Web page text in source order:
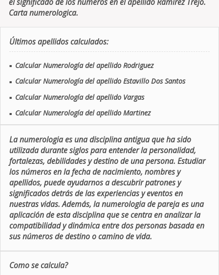
Carta numerologica.
Últimos apellidos calculados:
■ Calcular Numerología del apellido Rodriguez
■ Calcular Numerología del apellido Estavillo Dos Santos
■ Calcular Numerología del apellido Vargas
■ Calcular Numerología del apellido Martinez
La numerologia es una disciplina antigua que ha sido
utilizada durante siglos para entender la personalidad,
fortalezas, debilidades y destino de una persona. Estudiar
los números en la fecha de nacimiento, nombres y
apellidos, puede ayudarnos a descubrir patrones y
significados detrás de las experiencias y eventos en
nuestras vidas. Además, la numerologia de pareja es una
aplicación de esta disciplina que se centra en analizar la
compatibilidad y dinámica entre dos personas basada en
sus números de destino o camino de vida.
Como se calcula?